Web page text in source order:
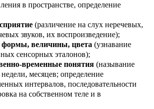
в пространстве, определение
(различение на слух неречевых,
звуков, их воспроизведение);
формы, величины, цвета (узнавание
сенсорных эталонов);
временные понятия (называние
месяцев; определение
интервалов, последовательности
на собственном теле и в